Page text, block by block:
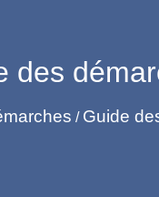
des
/ Guide